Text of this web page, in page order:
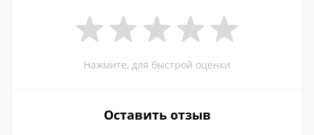
Нажмите, для быстрой оценки
Оставить отзыв